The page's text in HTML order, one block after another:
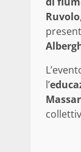
Ruvolo,
l’